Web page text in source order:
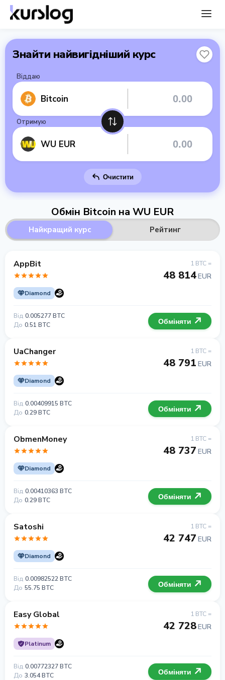
Знайти найвигідніший курс
Віддаю
Bitcoin
Отримую
WU EUR
Очистити
Обмін Bitcoin на WU EUR
Найкращий курс Рейтинг
AppBit
Diamond
1 BTC =
48 814EUR
Від 0.005277 BTC
До 0.51 BTC Обміняти
UaChanger
Diamond
1 BTC =
48 791 EUR
Від 0.00409915 BTC
До 0.29 BTC Обміняти
ObmenMoney
Diamond
1 BTC =
48 737 EUR
Від 0.00410363 BTC
До 0.29 BTC Обміняти
Satoshi
Diamond
1 BTC =
42 747 EUR
Від 0.00982522 BTC
До 55.75 BTC Обміняти
Easy Global
Platinum
1 BTC =
42 728EUR
Від 0.00772327 BTC
До 3.054 BTC Обміняти